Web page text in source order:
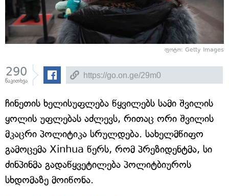
ფოტო: Getty Images
290
წაკითხვა
ჩინეთის ხელისუფლება წყვილებს სამი შვილის
ყოლის უფლებას აძლევს, რითაც ორი შვილის
მკაცრი პოლიტიკა სრულდება. სახელმწიფო
გამოცემა Xinhua წერს, რომ პრეზიდენტმა, სი
ძინპინმა გადაწყვეტილება პოლიტბიუროს
სხდომაზე მოიწონა.